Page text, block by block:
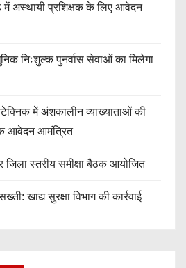
अस्थायी प्रशिक्षक के लिए आवेदन
निःशुल्क पुनर्वास सेवाओं का मिलेगा
में अंशकालीन व्याख्याताओं की
आवेदन आमंत्रित
स्तरीय समीक्षा बैठक आयोजित
खाद्य सुरक्षा विभाग की कार्रवाई